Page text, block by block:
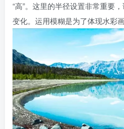
“高”。这里的半径设置非常重要
变化。运用模糊是为了体现水彩画